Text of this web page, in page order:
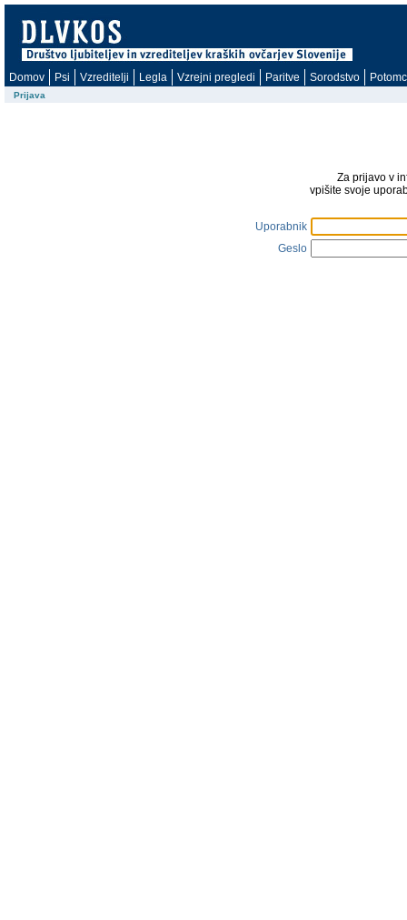
Domov Psi Vzreditelji Legla Vzrejni pregledi Paritve Sorodstvo
Prijava
Za prijavo v
vpišite svoje
Uporabnik
Geslo